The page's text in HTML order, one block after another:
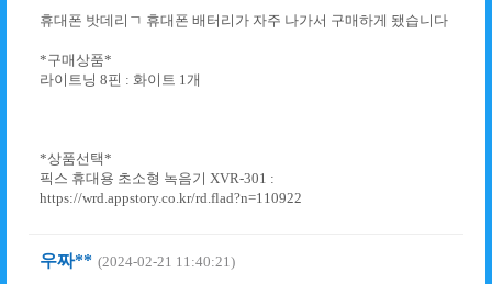
휴대폰 밧데리ㄱ 휴대폰 배터리가 자주 나가서 구매하게 됐습니다
*구매상품*
라이트닝 8핀 : 화이트 1개
*상품선택*
픽스 휴대용 초소형 녹음기 XVR-301 :
https://wrd.appstory.co.kr/rd.flad?n=110922
우짜** (2024-02-21 11:40:21)